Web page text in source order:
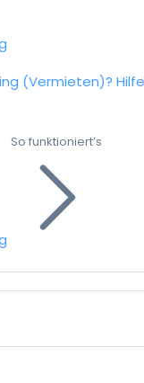
(Vermieten)?
So funktioniert’s